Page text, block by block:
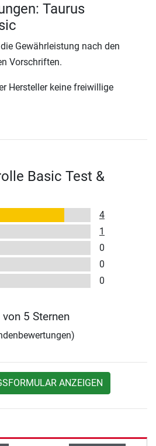
Taurus
Gewährleistung nach den
Vorschriften.
Hersteller keine freiwillige
Basic Test &
4
1
0
0
0
von 5 Sternen
ANZEIGEN